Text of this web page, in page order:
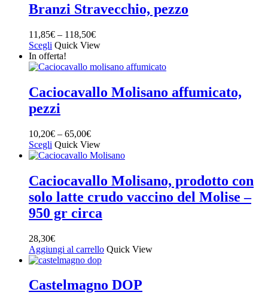
Branzi Stravecchio, pezzo
11,85€ – 118,50€
Scegli Quick View
In offerta!
Caciocavallo Molisano affumicato,
pezzi
10,20€ – 65,00€
Scegli Quick View
Caciocavallo Molisano, prodotto con
solo latte crudo vaccino del Molise –
950 gr circa
28,30€
Aggiungi al carrello Quick View
Castelmagno DOP